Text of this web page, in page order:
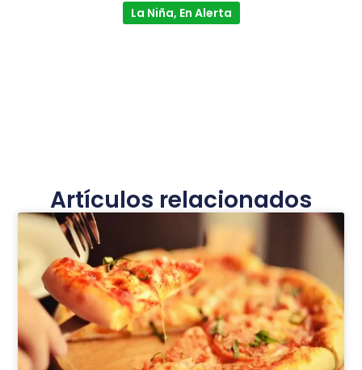
La Niña, En Alerta
Artículos relacionados